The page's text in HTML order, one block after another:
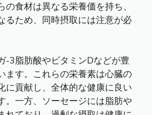
の食材は異なる栄養価を持ち、
るため、同時摂取には注意が必
-3脂肪酸やビタミンDなどが豊
ます。これらの栄養素は心臓の
に貢献し、全体的な健康に良い
。一方、ソーセージには脂肪や